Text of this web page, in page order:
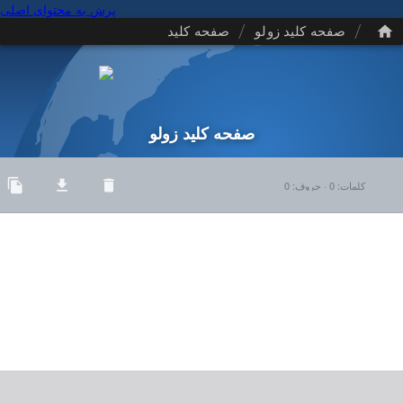
پرش به محتوای اصلی
/ صفحه کلید زولو / صفحه کلید
صفحه کلید زولو
کلمات:
0
· حروف:
0